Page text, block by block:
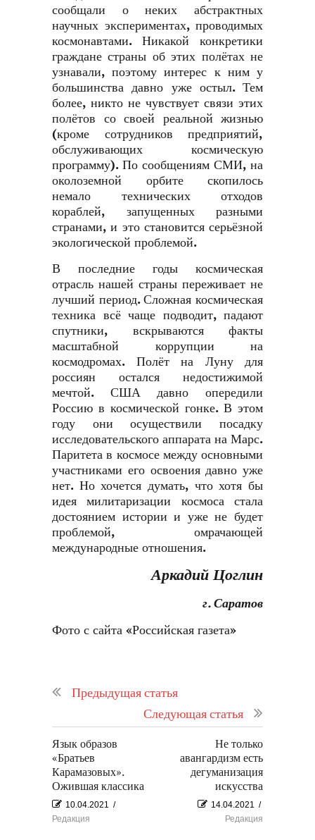
сообщали о неких абстрактных
научных экспериментах, проводимых
космонавтами. Никакой конкретики
граждане страны об этих полётах не
узнавали, поэтому интерес к ним у
большинства давно уже остыл. Тем
более, никто не чувствует связи этих
полётов со своей реальной жизнью
(кроме сотрудников предприятий,
обслуживающих космическую
программу). По сообщениям СМИ, на
околоземной орбите скопилось
немало технических отходов
кораблей, запущенных разными
странами, и это становится серьёзной
экологической проблемой.
В последние годы космическая
отрасль нашей страны переживает не
лучший период. Сложная космическая
техника всё чаще подводит, падают
спутники, вскрываются факты
масштабной коррупции на
космодромах. Полёт на Луну для
россиян остался недостижимой
мечтой. США давно опередили
Россию в космической гонке. В этом
году они осуществили посадку
исследовательского аппарата на Марс.
Паритета в космосе между основными
участниками его освоения давно уже
нет. Но хочется думать, что хотя бы
идея милитаризации космоса стала
достоянием истории и уже не будет
проблемой, омрачающей
международные отношения.
Аркадий Цоглин
г. Саратов
Фото с сайта «Российская газета»
Предыдущая статья
Следующая статья
Язык образов
«Братьев
Карамазовых».
Ожившая классика
10.04.2021 /
Редакция
Не только
авангардизм есть
дегуманизация
искусства
14.04.2021 /
Редакция